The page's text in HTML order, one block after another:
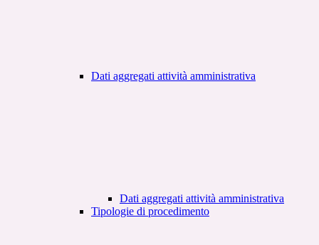
Dati aggregati attività amministrativa
Dati aggregati attività amministrativa
Tipologie di procedimento